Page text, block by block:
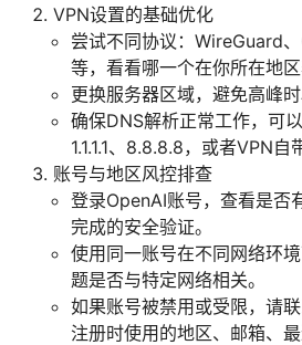
VPN设置的基础优化
尝试不同协议：WireGuard
等，看看哪一个在你所在地区
更换服务器区域，避免高峰时
确保DNS解析正常工作，可
1.1.1.1、8.8.8.8，或者VPN自
账号与地区风控排查
登录OpenAI账号，查看是否
完成的安全验证。
使用同一账号在不同网络环
题是否与特定网络相关。
如果账号被禁用或受限，请
注册时使用的地区、邮箱、